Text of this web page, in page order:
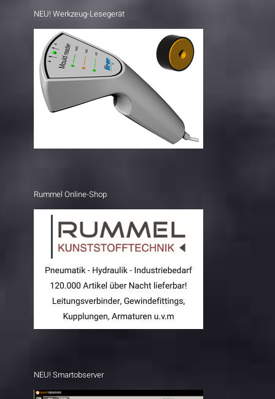
NEU! Werkzeug-Lesegerät
Rummel Online-Shop
NEU! Smartobserver